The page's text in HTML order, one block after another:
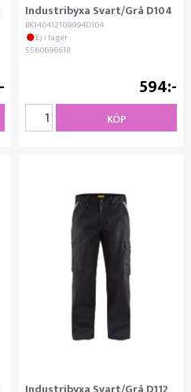
Industribyxa Svart/Grå D104
BK140412109994D104
Ej i lager
5560696618
594
KÖP